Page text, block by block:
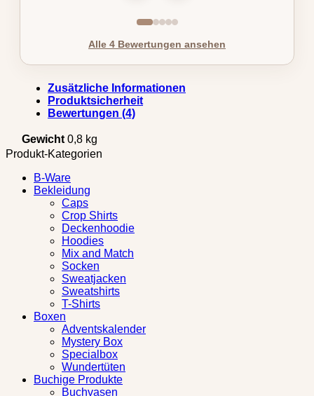
Alle 4 Bewertungen ansehen
Zusätzliche Informationen
Produktsicherheit
Bewertungen (4)
Gewicht 0,8 kg
Produkt-Kategorien
B-Ware
Bekleidung
Caps
Crop Shirts
Deckenhoodie
Hoodies
Mix and Match
Socken
Sweatjacken
Sweatshirts
T-Shirts
Boxen
Adventskalender
Mystery Box
Specialbox
Wundertüten
Buchige Produkte
Buchvasen